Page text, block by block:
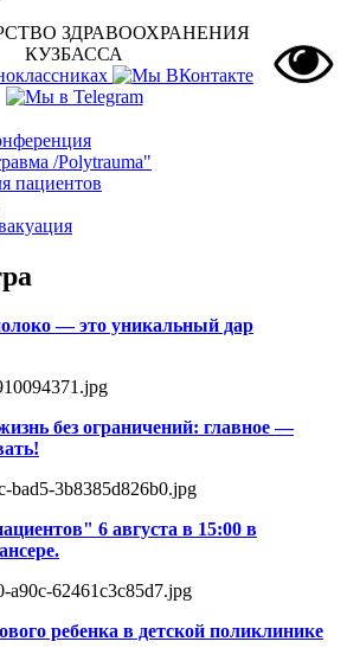
ЗДРАВООХРАНЕНИЯ
КУЗБАССА
/Polytrauma"
пациентов
— это уникальный дар
без ограничений: главное —
6 августа в 15:00 в
ребенка в детской поликлинике